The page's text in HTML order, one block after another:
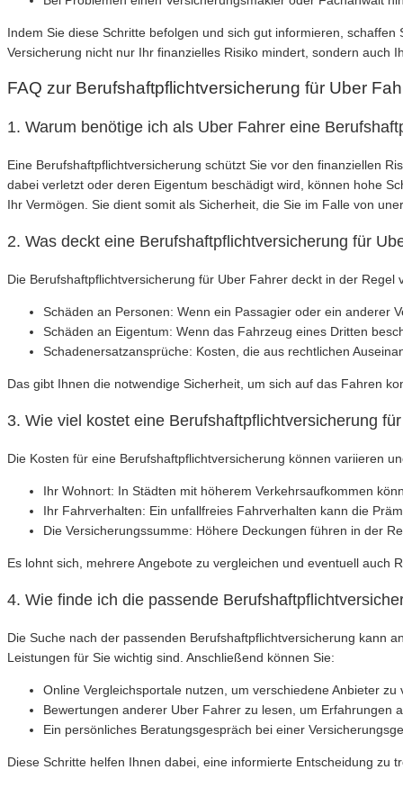
Indem Sie diese Schritte befolgen und sich gut informieren,
Versicherung nicht nur Ihr finanzielles Risiko mindert, sondern auch
FAQ zur Berufshaftpflichtversicherung für Uber
1. Warum benötige ich als Uber Fahrer eine
Eine Berufshaftpflichtversicherung schützt Sie vor den finanziellen
dabei verletzt oder deren Eigentum beschädigt wird, können hohe
Ihr Vermögen. Sie dient somit als Sicherheit, die Sie im Falle von
2. Was deckt eine Berufshaftpflichtversicherung für
Die Berufshaftpflichtversicherung für Uber Fahrer deckt in der
Schäden an Personen: Wenn ein Passagier oder ein anderer
Schäden an Eigentum: Wenn das Fahrzeug eines Dritten
Schadenersatzansprüche: Kosten, die aus rechtlichen
Das gibt Ihnen die notwendige Sicherheit, um sich auf das Fahren
3. Wie viel kostet eine Berufshaftpflichtversicherung
Die Kosten für eine Berufshaftpflichtversicherung können variieren
Ihr Wohnort: In Städten mit höherem Verkehrsaufkommen
Ihr Fahrverhalten: Ein unfallfreies Fahrverhalten kann die
Die Versicherungssumme: Höhere Deckungen führen in der
Es lohnt sich, mehrere Angebote zu vergleichen und eventuell auch
4. Wie finde ich die passende
Die Suche nach der passenden Berufshaftpflichtversicherung kann
Leistungen für Sie wichtig sind. Anschließend können Sie:
Online Vergleichsportale nutzen, um verschiedene Anbieter zu
Bewertungen anderer Uber Fahrer zu lesen, um Erfahrungen
Ein persönliches Beratungsgespräch bei einer
Diese Schritte helfen Ihnen dabei, eine informierte Entscheidung zu